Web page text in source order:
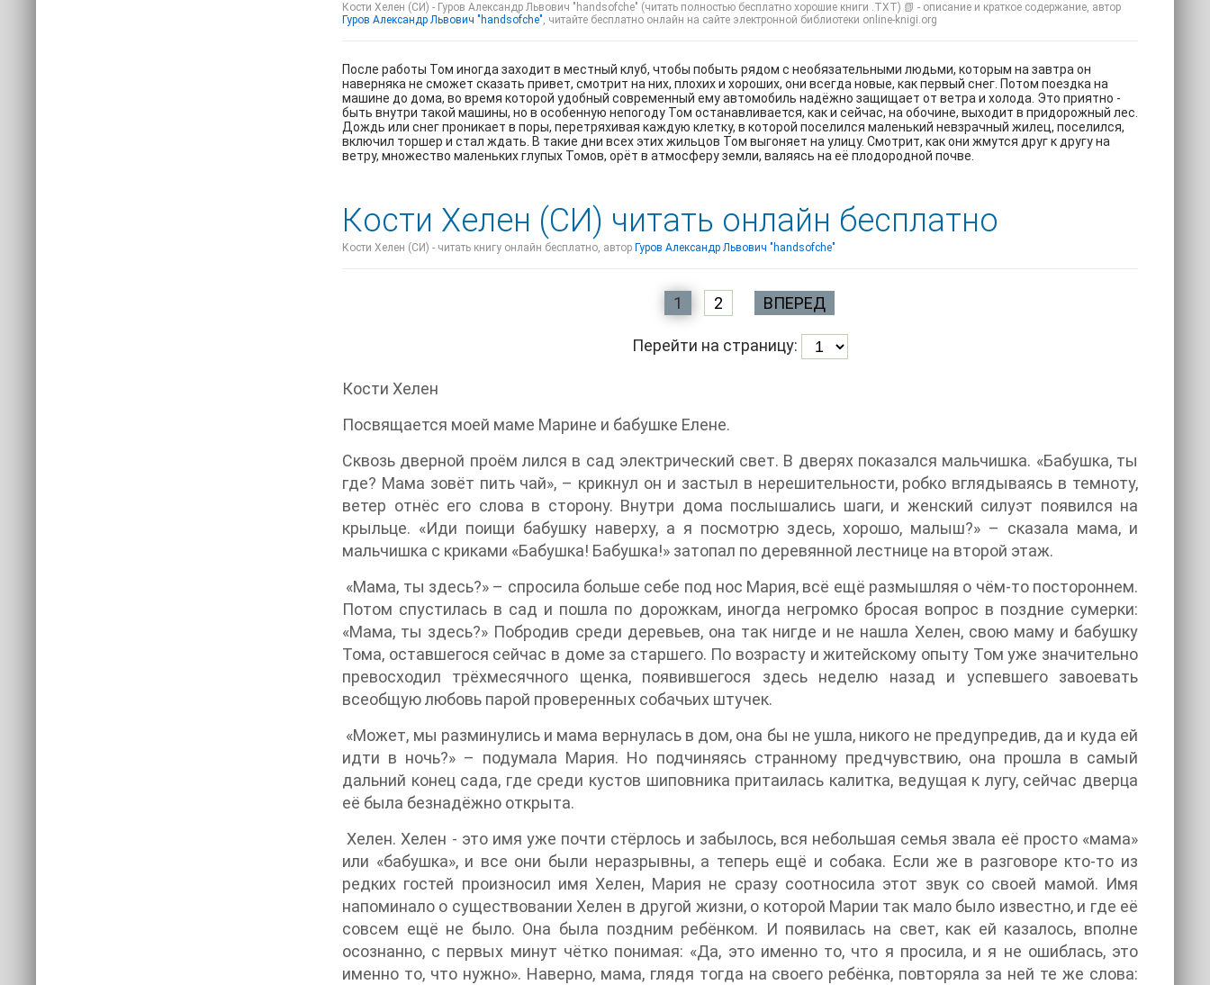
Кости Хелен (СИ) - Гуров Александр Львович "handsofche" (читать полностью бесплатно хорошие книги .TXT) 📗 - описание и краткое содержание, автор
Гуров Александр Львович "handsofche", читайте бесплатно онлайн на сайте электронной библиотеки online-knigi.org
После работы Том иногда заходит в местный клуб, чтобы побыть рядом с необязательными людьми, которым на завтра он
наверняка не сможет сказать привет, смотрит на них, плохих и хороших, они всегда новые, как первый снег. Потом поездка на
машине до дома, во время которой удобный современный ему автомобиль надёжно защищает от ветра и холода. Это приятно -
быть внутри такой машины, но в особенную непогоду Том останавливается, как и сейчас, на обочине, выходит в придорожный лес.
Дождь или снег проникает в поры, перетряхивая каждую клетку, в которой поселился маленький невзрачный жилец, поселился,
включил торшер и стал ждать. В такие дни всех этих жильцов Том выгоняет на улицу. Смотрит, как они жмутся друг к другу на
ветру, множество маленьких глупых Томов, орёт в атмосферу земли, валяясь на её плодородной почве.
Кости Хелен (СИ) читать онлайн бесплатно
Кости Хелен (СИ) - читать книгу онлайн бесплатно, автор Гуров Александр Львович "handsofche"
1 2 ВПЕРЕД
Перейти на страницу:
Кости Хелен
Посвящается моей маме Марине и бабушке Елене.
Сквозь дверной проём лился в сад электрический свет. В дверях показался мальчишка. «Бабушка, ты
где? Мама зовёт пить чай», – крикнул он и застыл в нерешительности, робко вглядываясь в темноту,
ветер отнёс его слова в сторону. Внутри дома послышались шаги, и женский силуэт появился на
крыльце. «Иди поищи бабушку наверху, а я посмотрю здесь, хорошо, малыш?» – сказала мама, и
мальчишка с криками «Бабушка! Бабушка!» затопал по деревянной лестнице на второй этаж.
«Мама, ты здесь?» – спросила больше себе под нос Мария, всё ещё размышляя о чём-то постороннем.
Потом спустилась в сад и пошла по дорожкам, иногда негромко бросая вопрос в поздние сумерки:
«Мама, ты здесь?» Побродив среди деревьев, она так нигде и не нашла Хелен, свою маму и бабушку
Тома, оставшегося сейчас в доме за старшего. По возрасту и житейскому опыту Том уже значительно
превосходил трёхмесячного щенка, появившегося здесь неделю назад и успевшего завоевать
всеобщую любовь парой проверенных собачьих штучек.
«Может, мы разминулись и мама вернулась в дом, она бы не ушла, никого не предупредив, да и куда ей
идти в ночь?» – подумала Мария. Но подчиняясь странному предчувствию, она прошла в самый
дальний конец сада, где среди кустов шиповника притаилась калитка, ведущая к лугу, сейчас дверца
её была безнадёжно открыта.
Хелен. Хелен - это имя уже почти стёрлось и забылось, вся небольшая семья звала её просто «мама»
или «бабушка», и все они были неразрывны, а теперь ещё и собака. Если же в разговоре кто-то из
редких гостей произносил имя Хелен, Мария не сразу соотносила этот звук со своей мамой. Имя
напоминало о существовании Хелен в другой жизни, о которой Марии так мало было известно, и где её
совсем ещё не было. Она была поздним ребёнком. И появилась на свет, как ей казалось, вполне
осознанно, с первых минут чётко понимая: «Да, это именно то, что я просила, и я не ошиблась, это
именно то, что нужно». Наверно, мама, глядя тогда на своего ребёнка, повторяла за ней те же слова: